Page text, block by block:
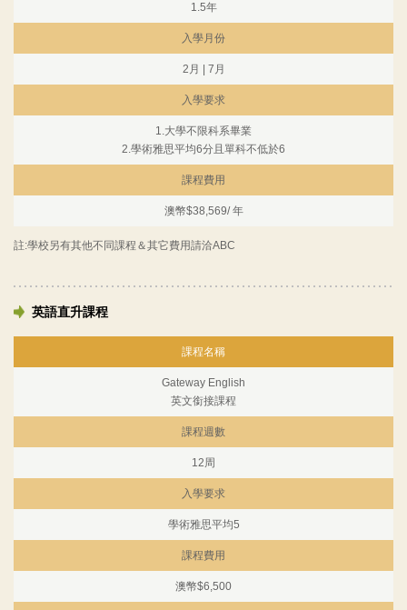
1.5年
入學月份
2月 | 7月
入學要求
1.大學不限科系畢業
2.學術雅思平均6分且單科不低於6
課程費用
澳幣$38,569/ 年
註:學校另有其他不同課程＆其它費用請洽ABC
英語直升課程
課程名稱
Gateway English
英文銜接課程
課程週數
12周
入學要求
學術雅思平均5
課程費用
澳幣$6,500